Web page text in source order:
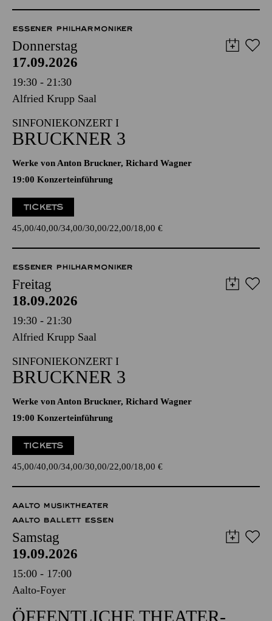
ESSENER PHILHARMONIKER
Donnerstag
17.09.2026
19:30 - 21:30
Alfried Krupp Saal
SINFONIEKONZERT I
BRUCKNER 3
Werke von Anton Bruckner, Richard Wagner
19:00 Konzerteinführung
TICKETS
45,00 40,00 34,00 30,00 22,00 18,00 €
ESSENER PHILHARMONIKER
Freitag
18.09.2026
19:30 - 21:30
Alfried Krupp Saal
SINFONIEKONZERT I
BRUCKNER 3
Werke von Anton Bruckner, Richard Wagner
19:00 Konzerteinführung
TICKETS
45,00 40,00 34,00 30,00 22,00 18,00 €
AALTO MUSIKTHEATER
AALTO BALLETT ESSEN
Samstag
19.09.2026
15:00 - 17:00
Aalto-Foyer
ÖFFENTLICHE THEATER­